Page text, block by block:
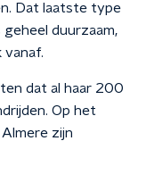
Dat laatste type
duurzaam,
vanaf.
dat al haar 200
Op het
zijn